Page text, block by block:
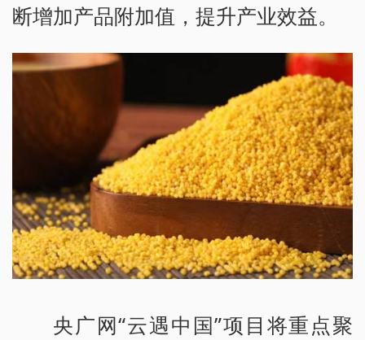
断增加产品附加值，提升产业效益。
央广网“云遇中国”项目将重点聚